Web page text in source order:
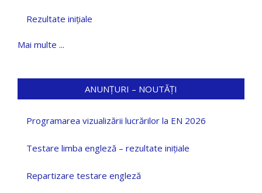
Rezultate inițiale
Mai multe ...
ANUNȚURI – NOUTĂȚI
Programarea vizualizării lucrărilor la EN 2026
Testare limba engleză – rezultate inițiale
Repartizare testare engleză